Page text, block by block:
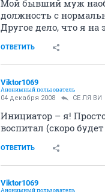
Мой бывший муж
должность с
Другое дело, что я на
ОТВЕТИТЬ
Viktor1069
Анонимный пользователь
04 декабря 2008 СЕ ЛЯ ВИ
Инициатор – я!
воспитал (скоро будет
ОТВЕТИТЬ
Viktor1069
Анонимный пользователь